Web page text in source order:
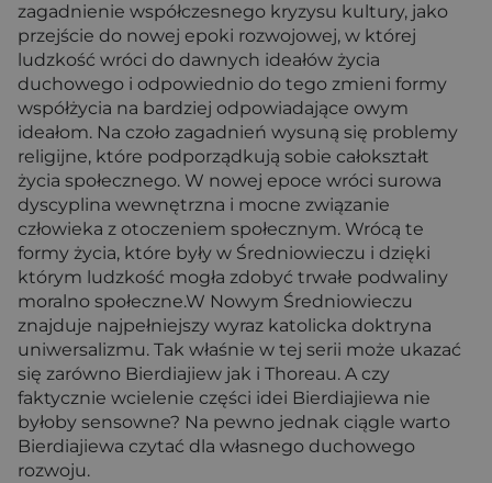
zagadnienie współczesnego kryzysu kultury, jako
przejście do nowej epoki rozwojowej, w której
ludzkość wróci do dawnych ideałów życia
duchowego i odpowiednio do tego zmieni formy
współżycia na bardziej odpowiadające owym
ideałom. Na czoło zagadnień wysuną się problemy
religijne, które podporządkują sobie całokształt
życia społecznego. W nowej epoce wróci surowa
dyscyplina wewnętrzna i mocne związanie
człowieka z otoczeniem społecznym. Wrócą te
formy życia, które były w Średniowieczu i dzięki
którym ludzkość mogła zdobyć trwałe podwaliny
moralno społeczne.W Nowym Średniowieczu
znajduje najpełniejszy wyraz katolicka doktryna
uniwersalizmu. Tak właśnie w tej serii może ukazać
się zarówno Bierdiajiew jak i Thoreau. A czy
faktycznie wcielenie części idei Bierdiajiewa nie
byłoby sensowne? Na pewno jednak ciągle warto
Bierdiajiewa czytać dla własnego duchowego
rozwoju.